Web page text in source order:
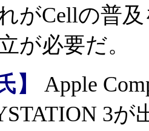
がCellの普
が必要だ。
】
Apple
3